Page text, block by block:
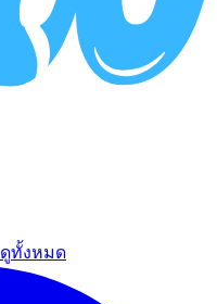
ดูทั้งหมด